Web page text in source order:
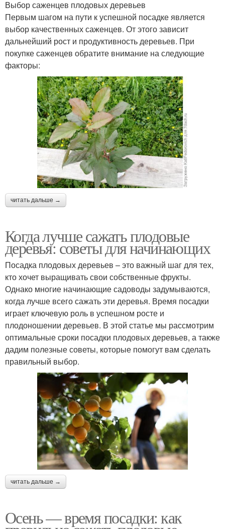
Выбор саженцев плодовых деревьев
Первым шагом на пути к успешной посадке является
выбор качественных саженцев. От этого зависит
дальнейший рост и продуктивность деревьев. При
покупке саженцев обратите внимание на следующие
факторы:
читать дальше →
Когда лучше сажать плодовые
деревья: советы для начинающих
Посадка плодовых деревьев – это важный шаг для тех,
кто хочет выращивать свои собственные фрукты.
Однако многие начинающие садоводы задумываются,
когда лучше всего сажать эти деревья. Время посадки
играет ключевую роль в успешном росте и
плодоношении деревьев. В этой статье мы рассмотрим
оптимальные сроки посадки плодовых деревьев, а также
дадим полезные советы, которые помогут вам сделать
правильный выбор.
читать дальше →
Осень — время посадки: как